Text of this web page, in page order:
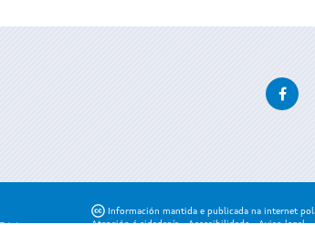
Información mantida e publicada na internet